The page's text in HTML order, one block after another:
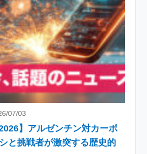
07/03
】アルゼンチン対カーボ
と挑戦者が激突する歴史的